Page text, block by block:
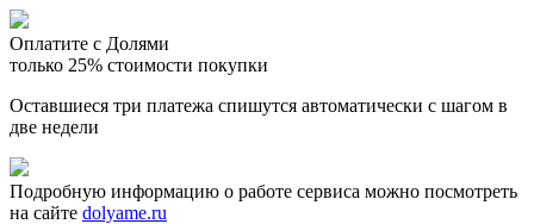
Оплатите с Долями
только 25% стоимости покупки
Оставшиеся три платежа спишутся автоматически с шагом в
две недели
Подробную информацию о работе сервиса можно посмотреть
на сайте dolyame.ru